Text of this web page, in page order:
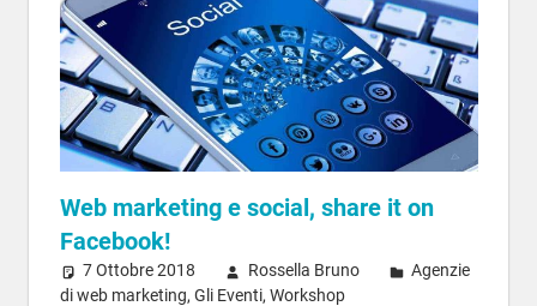
Web marketing e social, share it on
Facebook!
7 Ottobre 2018 Rossella Bruno
Agenzie
di web marketing, Gli Eventi, Workshop